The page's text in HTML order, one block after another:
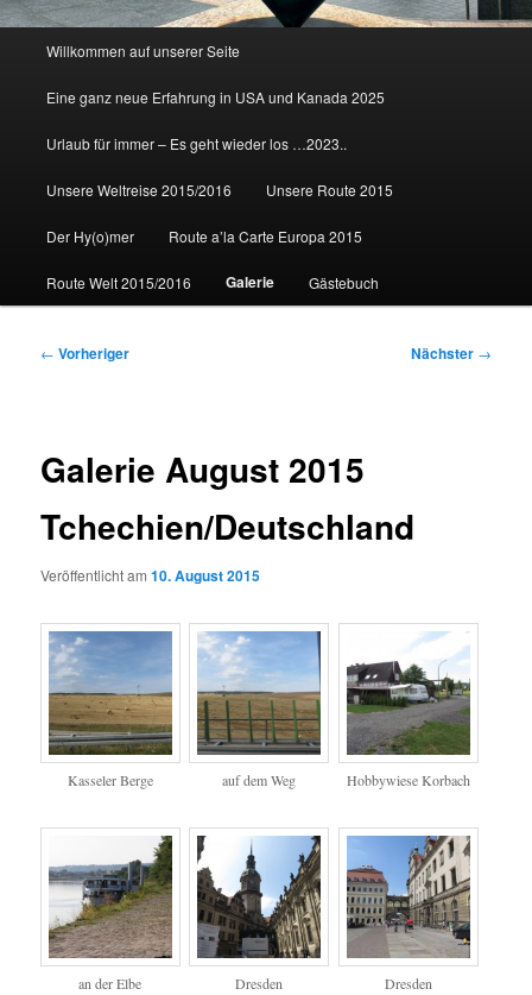
Willkommen auf unserer Seite
Eine ganz neue Erfahrung in USA und Kanada 2025
Urlaub für immer – Es geht wieder los …2023..
Unsere Weltreise 2015/2016 Unsere Route 2015
Der Hy(o)mer Route a’la Carte Europa 2015
Route Welt 2015/2016 Galerie Gästebuch
Beitragsnavigation
← Vorheriger Nächster →
Galerie August 2015
Tchechien/Deutschland
Veröffentlicht am10. August 2015
Kasseler Berge auf dem Weg Hobbywiese Korbach
an der Elbe Dresden Dresden